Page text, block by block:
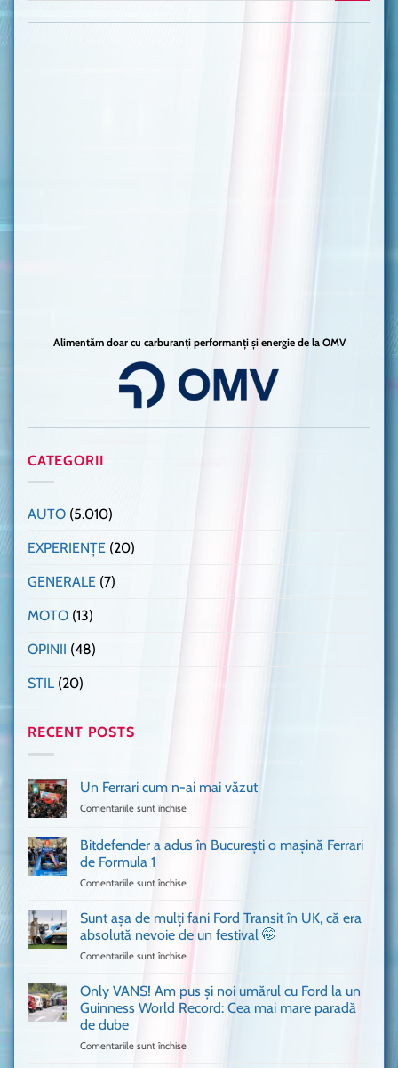
Alimentăm doar cu carburanți performanți și energie de la OMV
CATEGORII
AUTO (5.010)
EXPERIENȚE (20)
GENERALE (7)
MOTO (13)
OPINII (48)
STIL (20)
RECENT POSTS
Un Ferrari cum n-ai mai văzut
Comentariile sunt închise
Ferrari
cum
văzut
Bitdefender a adus în București o mașină Ferrari
de Formula 1
Comentariile sunt închise
a
în
mașină
Ferrari
Sunt așa de mulți fani Ford Transit în UK, că era
absolută nevoie de un festival 🤭
Comentariile sunt închise
așa
mulți
Only VANS! Am pus și noi umărul cu Ford la un
Guinness World Record: Cea mai mare paradă
de dube
Comentariile sunt închise